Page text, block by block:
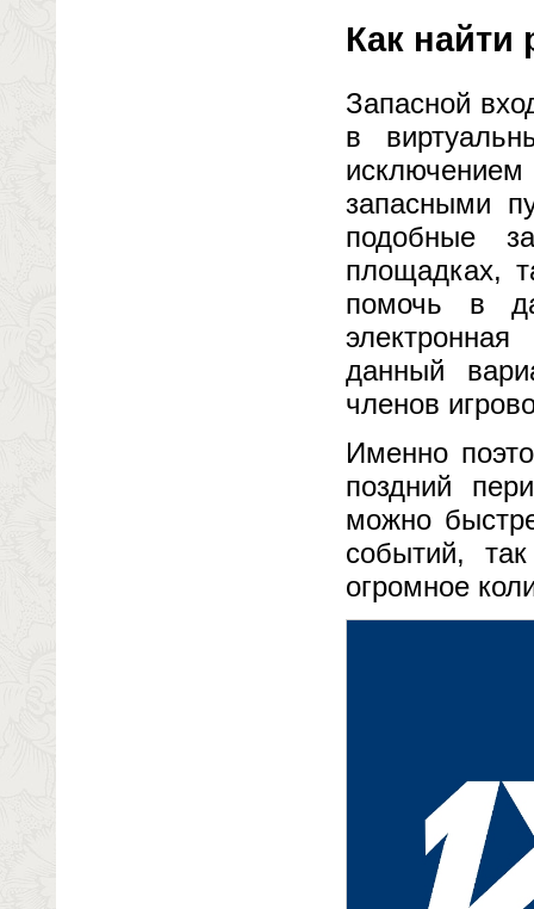
Как найти
Запасной
в
запасными
подобные
площадках,
помочь в
данный
членов
Именно
поздний
можно
событий,
огромное